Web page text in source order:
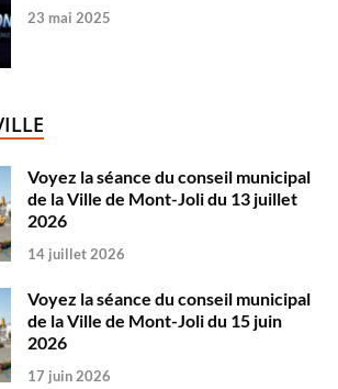
23 mai 2025
Voyez la séance du conseil municipal
de la Ville de Mont-Joli du 13 juillet
2026
14 juillet 2026
Voyez la séance du conseil municipal
de la Ville de Mont-Joli du 15 juin
2026
17 juin 2026